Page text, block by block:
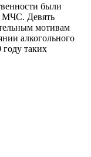
были
МЧС. Девять
мотивам
алкогольного
году таких